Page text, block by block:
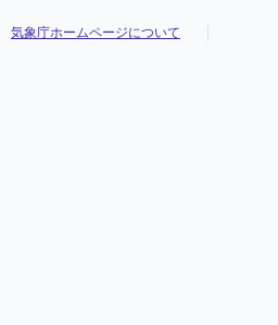
気象庁ホームページについて